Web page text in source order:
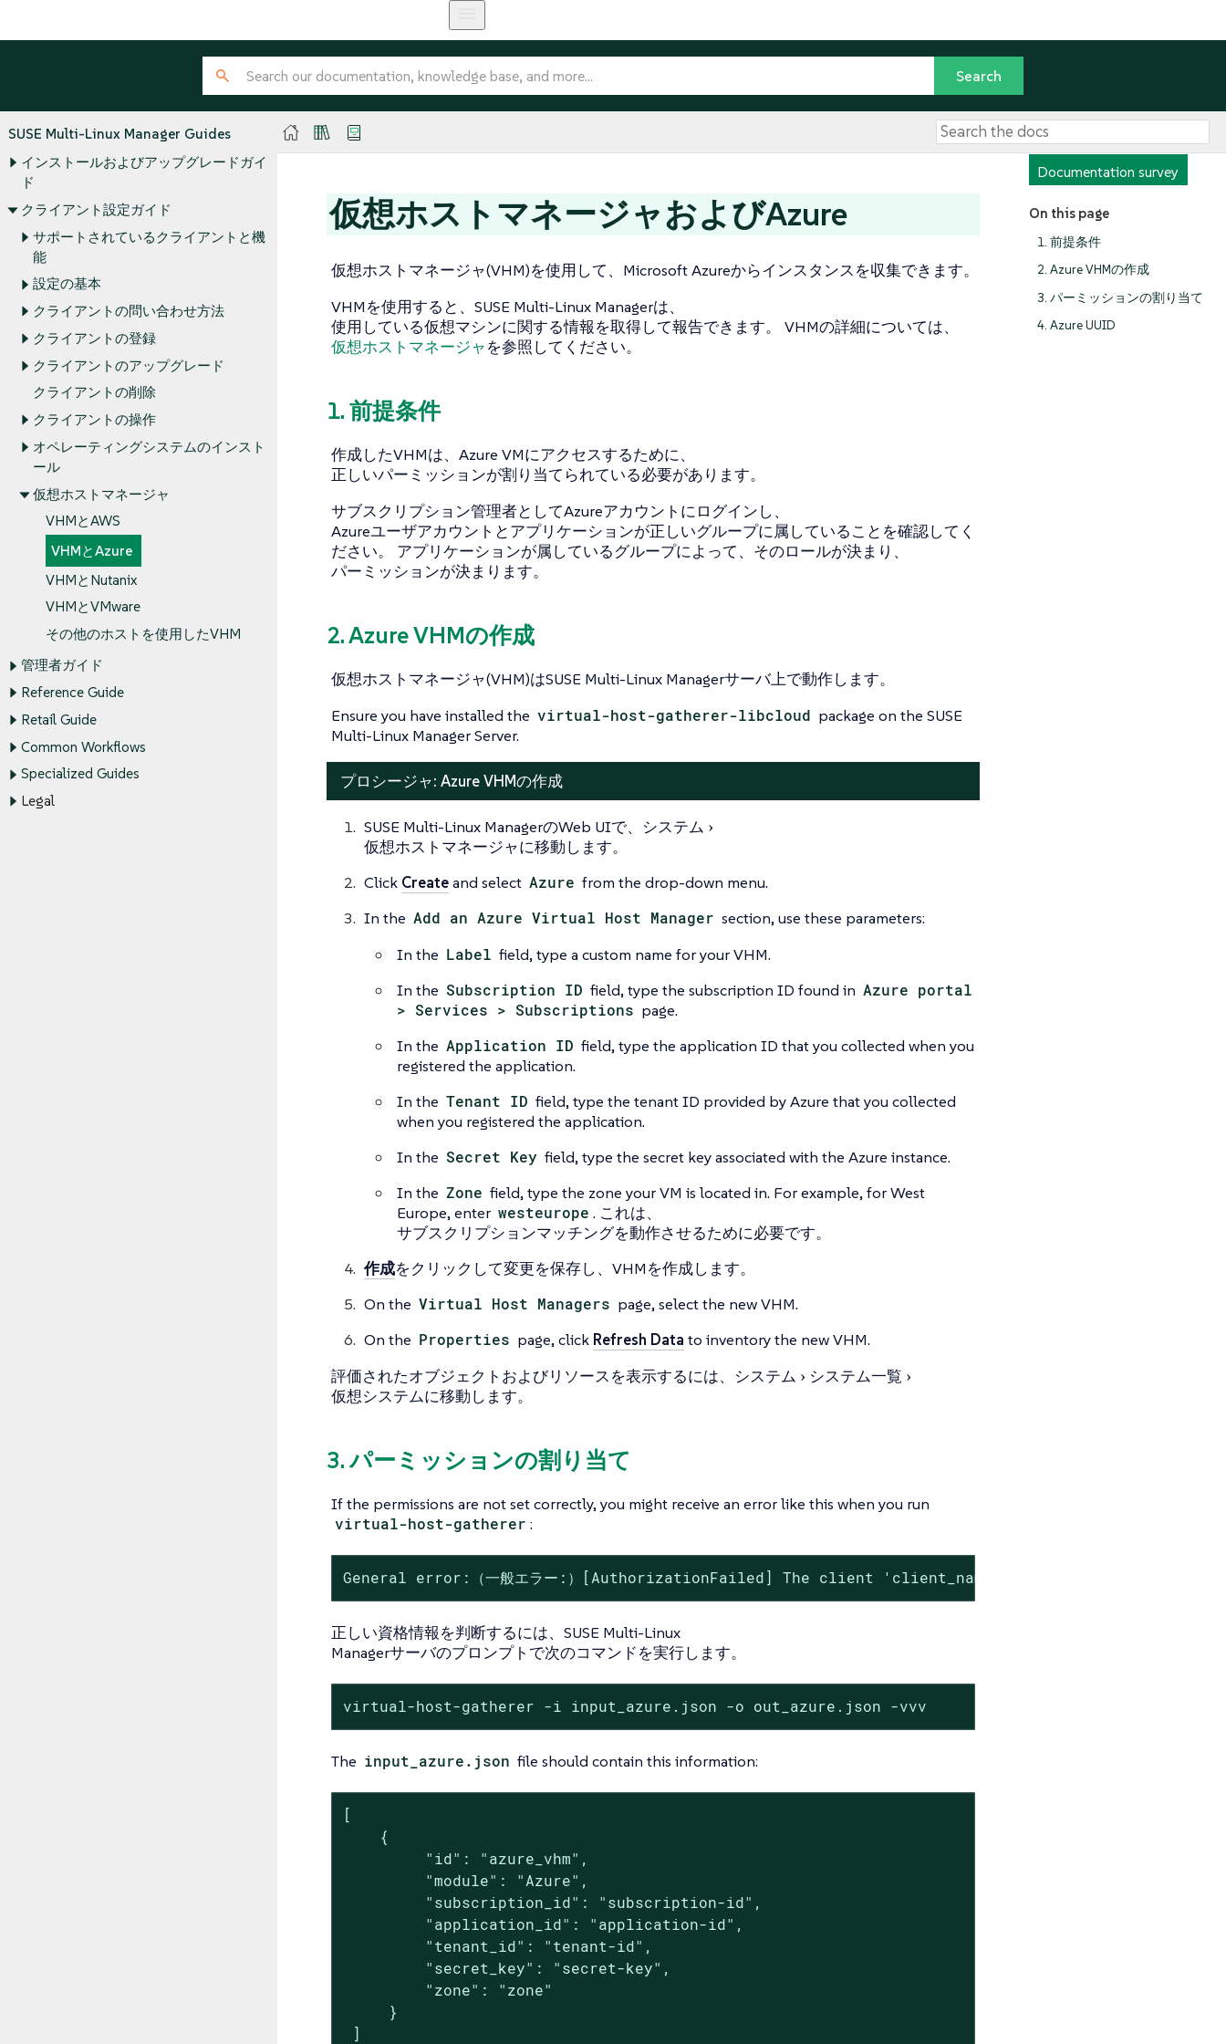
SUSE Multi-Linux Manager Guides
インストールおよびアップグレードガイ
ド
クライアント設定ガイド
サポートされているクライアントと機
能
設定の基本
クライアントの問い合わせ方法
クライアントの登録
クライアントのアップグレード
クライアントの削除
クライアントの操作
オペレーティングシステムのインスト
ール
仮想ホストマネージャ
VHMとAWS
VHMとAzure
VHMとNutanix
VHMとVMware
その他のホストを使用したVHM
管理者ガイド
Reference Guide
Retail Guide
Common Workflows
Specialized Guides
Legal
Documentation survey
On this page
1. 前提条件
2. Azure VHMの作成
3. パーミッションの割り当て
4. Azure UUID
仮想ホストマネージャおよびAzure
仮想ホストマネージャ(VHM)を使用して、Microsoft Azureからインスタンスを収集できます。
VHMを使用すると、SUSE Multi-Linux Managerは、
使用している仮想マシンに関する情報を取得して報告できます。 VHMの詳細については、
仮想ホストマネージャを参照してください。
1. 前提条件
作成したVHMは、Azure VMにアクセスするために、
正しいパーミッションが割り当てられている必要があります。
サブスクリプション管理者としてAzureアカウントにログインし、
Azureユーザアカウントとアプリケーションが正しいグループに属していることを確認してく
ださい。 アプリケーションが属しているグループによって、そのロールが決まり、
パーミッションが決まります。
2. Azure VHMの作成
仮想ホストマネージャ(VHM)はSUSE Multi-Linux Managerサーバ上で動作します。
Ensure you have installed the virtual-host-gatherer-libcloud package on the SUSE
Multi-Linux Manager Server.
プロシージャ: Azure VHMの作成
SUSE Multi-Linux ManagerのWeb UIで、
システム
仮想ホストマネージャに移動します。
Click Createand select Azure from the drop-down menu.
In the Add an Azure Virtual Host Manager section, use these parameters:
In the Label field, type a custom name for your VHM.
In the Subscription ID field, type the subscription ID found in Azure portal
> Services > Subscriptions page.
In the Application ID field, type the application ID that you collected when you
registered the application.
In the Tenant ID field, type the tenant ID provided by Azure that you collected
when you registered the application.
In the Secret Key field, type the secret key associated with the Azure instance.
In the Zone field, type the zone your VM is located in. For example, for West
Europe, enter westeurope . これは、
サブスクリプションマッチングを動作させるために必要です。
作成をクリックして変更を保存し、VHMを作成します。
On the Virtual Host Managers page, select the new VHM.
On the Properties page, click Refresh Data to inventory the new VHM.
評価されたオブジェクトおよびリソースを表示するには、
システム
システム一覧
仮想システムに移動します。
3. パーミッションの割り当て
If the permissions are not set correctly, you might receive an error like this when you run
virtual-host-gatherer :
General error:（一般エラー:）[AuthorizationFailed] The client 'client_name' with object id 'object_ID'
正しい資格情報を判断するには、SUSE Multi-Linux
Managerサーバのプロンプトで次のコマンドを実行します。
virtual-host-gatherer -i input_azure.json -o out_azure.json -vvv
The input_azure.json file should contain this information:
[
    {
         "id": "azure_vhm",
         "module": "Azure",
         "subscription_id": "subscription-id",
         "application_id": "application-id",
         "tenant_id": "tenant-id",
         "secret_key": "secret-key",
         "zone": "zone"
     }
]